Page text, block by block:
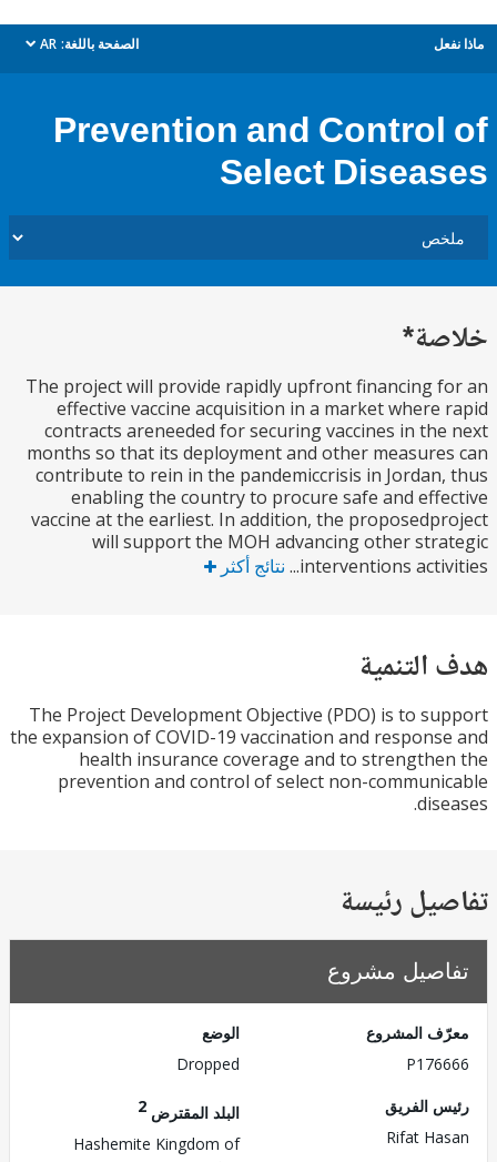
الصفحة باللغة: AR
dropdown
Prevention and
Select
The project will provide rapidly upfront financing
effective vaccine acquisition in a market
contracts areneeded for securing vaccines in
months so that its deployment and other
contribute to rein in the pandemiccrisis in
enabling the country to procure safe and
vaccine at the earliest. In addition, the
will support the MOH advancing other
interventions نتائج أكثر
The Project Development Objective (PDO) is to
the expansion of COVID-19 vaccination and
health insurance coverage and to
prevention and control of select non-
رئيسة
مشروع
المشروع
Dropped
الفريق
Rifat
البلد المقترض
Hashemite Kingdom of